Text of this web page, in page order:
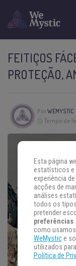
FEITIÇOS
PROTEÇÃO,
PorWEMYSTIC
Tempo de
Esta página
estatísticos e
experiência
acções de
análises
todos os
pretender
preferências
como
WeMystice
utilizados
Política de